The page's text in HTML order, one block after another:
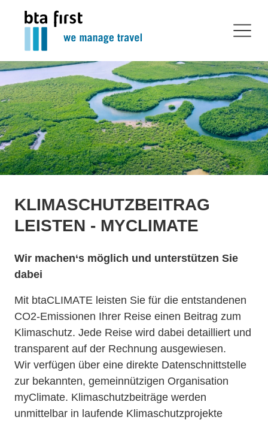
KLIMASCHUTZBEITRAG
LEISTEN - MYCLIMATE
Wir machen‘s möglich und unterstützen Sie
dabei
Mit btaCLIMATE leisten Sie für die entstandenen
CO2-Emissionen Ihrer Reise einen Beitrag zum
Klimaschutz. Jede Reise wird dabei detailliert und
transparent auf der Rechnung ausgewiesen.
Wir verfügen über eine direkte Datenschnittstelle
zur bekannten, gemeinnützigen Organisation
myClimate. Klimaschutzbeiträge werden
unmittelbar in laufende Klimaschutzprojekte